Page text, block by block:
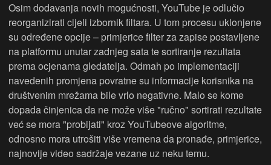
Osim dodavanja novih mogućnosti, YouTube je odlučio
reorganizirati cijeli izbornik filtara. U tom procesu uklonjene
su određene opcije – primjerice filter za zapise postavljene
na platformu unutar zadnjeg sata te sortiranje rezultata
prema ocjenama gledatelja. Odmah po implementaciji
navedenih promjena povratne su informacije korisnika na
društvenim mrežama bile vrlo negativne. Malo se kome
dopada činjenica da ne može više "ručno" sortirati rezultate
već se mora "probijati" kroz YouTubeove algoritme,
odnosno mora utrošiti više vremena da pronađe, primjerice,
najnovije video sadržaje vezane uz neku temu.